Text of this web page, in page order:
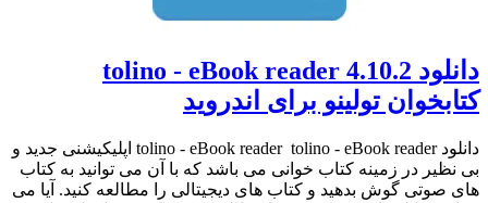
دانلود tolino - eBook reader 4.10.2
کتابخوان تولینو برای اندروید
دانلود tolino - eBook reader tolino - eBook reader اپلیکیشنی جدید و
بی نظیر در زمینه کتاب خوانی می باشد که با آن می توانید به کتاب
های صوتی گوش بدهید و کتاب های دیجیتالی را مطالعه کنید. آیا می